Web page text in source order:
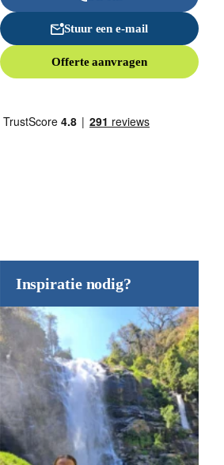
Stuur een e-mail
Offerte aanvragen
Inspiratie nodig?